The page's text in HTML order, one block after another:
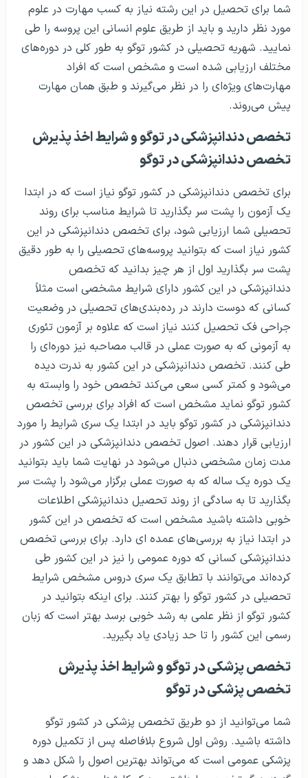
شما برای تحصیل در این رشته نیاز به کسب مهارت در علوم
مورد نظر دارید و باید از طریق علوم انسانی این پروسه را طی
نمایید. شهریه تحصیلی در کشور توگو به طور کلی در دوره‌های
مختلف ارزیابی شده است و مشخص است که افراد
مهارت‌های ویژه‌ای را در نظر می‌گیرند و طبق همان مهارت
پیش می‌روند.
تخصص دندانپزشکی در توگو و شرایط اخذ پذیرش
تخصص دندانپزشکی در توگو
برای تخصص دندانپزشکی در کشور توگو نیاز است که در ابتدا
یک آزمون را پشت سر بگذارید تا شرایط مناسب برای روند
تحصیلی شما ارزیابی شود، برای تخصص دندانپزشکی در این
کشور نیاز است که بتوانید پروسه‌های تحصیلی را به طور دقیق
پشت سر بگذارید اول از هر چیز بدانید که تخصص
دندانپزشکی در این کشور دارای شرایط مشخصی است مثلاً
کسانی که دوست دارند در رده‌بندی‌های تحصیلی در وضعیت
جراحی فک تحصیل کنند نیاز است که علاوه بر آزمون تئوری
به آزمونی که به صورت عملی در قالب مصاحبه نیز دوره‌ای را
طی کنند. تخصص دندانپزشکی در این کشور به ندرت دیده
می‌شود و کمتر کسی سعی می‌کند تخصص خود را وابسته به
کشور توگو نماید مشخص است که افراد برای بررسی تخصص
دندانپزشکی در کشور توگو باید در ابتدا یک سری شرایط را مورد
ارزیابی قرار دهند. اصول تخصص دندانپزشکی در این کشور در
مدت زمان مشخصی دنبال می‌شود در نهایت شما باید بتوانید
یک دوره یک ساله که به صورت عملی برگزار می‌شود را پشت سر
بگذارید تا به سادگی از روند تحصیل دندانپزشکی اطلاعات
خوبی داشته باشید مشخص است که تخصص در این کشور
در ابتدا نیاز به بررسی‌های عمده ای دارد. برای بررسی تخصص
دندانپزشکی کسانی که دوره عمومی را نیز در این کشور طی
کرده‌اند می‌توانند با تطابق یک سری دروس مشخص شرایط
تحصیلی در کشور توگو را بهتر کنند. برای اینکه بتوانید در
کشور توگو از نظر علمی به رشد خوبی برسد بهتر است که زبان
رسمی این کشور را تا حد زیادی یاد بگیرید.
تخصص پزشکی در توگو و شرایط اخذ پذیرش
تخصص پزشکی در توگو
شما می‌توانید از دو طریق تخصص پزشکی در کشور توگو
داشته باشید. روش اول شروع بلافاصله پس از تکمیل دوره
پزشکی عمومی است که می‌تواند بهترین اصول را شکل دهد و